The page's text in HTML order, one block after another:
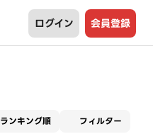
ログイン 会員登録
ランキング順 フィルター